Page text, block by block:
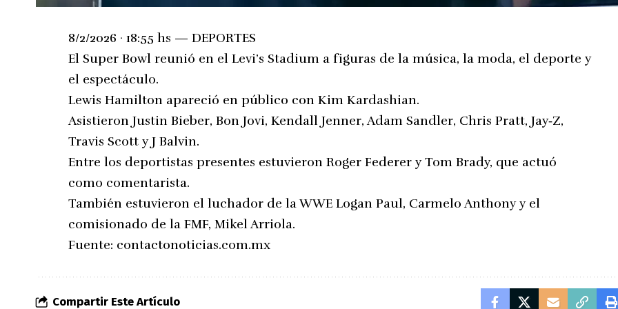
8/2/2026 · 18:55 hs — DEPORTES
El Super Bowl reunió en el Levi’s Stadium a figuras de la música, la moda, el deporte y
el espectáculo.
Lewis Hamilton apareció en público con Kim Kardashian.
Asistieron Justin Bieber, Bon Jovi, Kendall Jenner, Adam Sandler, Chris Pratt, Jay‑Z,
Travis Scott y J Balvin.
Entre los deportistas presentes estuvieron Roger Federer y Tom Brady, que actuó
como comentarista.
También estuvieron el luchador de la WWE Logan Paul, Carmelo Anthony y el
comisionado de la FMF, Mikel Arriola.
Fuente: contactonoticias.com.mx
Compartir Este Artículo